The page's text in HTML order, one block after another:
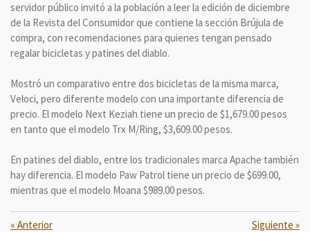
servidor público invitó a la población a leer la edición de diciembre
de la Revista del Consumidor que contiene la sección Brújula de
compra, con recomendaciones para quienes tengan pensado
regalar bicicletas y patines del diablo.
Mostró un comparativo entre dos bicicletas de la misma marca,
Veloci, pero diferente modelo con una importante diferencia de
precio. El modelo Next Keziah tiene un precio de $1,679.00 pesos
en tanto que el modelo Trx M/Ring, $3,609.00 pesos.
En patines del diablo, entre los tradicionales marca Apache también
hay diferencia. El modelo Paw Patrol tiene un precio de $699.00,
mientras que el modelo Moana $989.00 pesos.
« Anterior Siguiente »